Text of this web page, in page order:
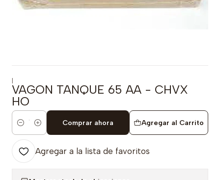
|
VAGON TANQUE 65 AA - CHVX
HO
Cantidad
Agregar al Carrito
Comprar ahora
Agregar a la lista de favoritos